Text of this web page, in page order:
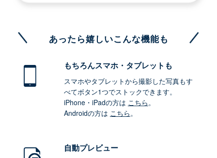
あったら嬉しいこんな機能も
もちろんスマホ・タブレットも
スマホやタブレットから撮影した写真もす
べてボタン1つでストックできます。
iPhone・iPadの方は こちら。
Androidの方は こちら。
自動プレビュー